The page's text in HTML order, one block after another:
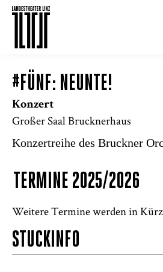
#FÜNF: NEUNTE!
Konzert
Großer Saal Brucknerhaus
Konzertreihe des Bruckner
TERMINE 2025/2026
Weitere Termine werden in
STÜCKINFO